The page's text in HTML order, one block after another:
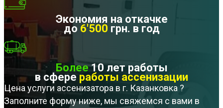
Экономия на откачке
до 6'500 грн. в год
Более10 лет работы
в сфере работы ассенизации
Цена услуги ассенизатора в г. Казанковка ?
Заполните форму ниже, мы свяжемся с вами в